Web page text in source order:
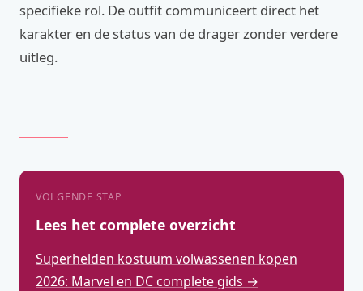
specifieke rol. De outfit communiceert direct het
karakter en de status van de drager zonder verdere
uitleg.
VOLGENDE STAP
Lees het complete overzicht
Superhelden kostuum volwassenen kopen
2026: Marvel en DC complete gids →